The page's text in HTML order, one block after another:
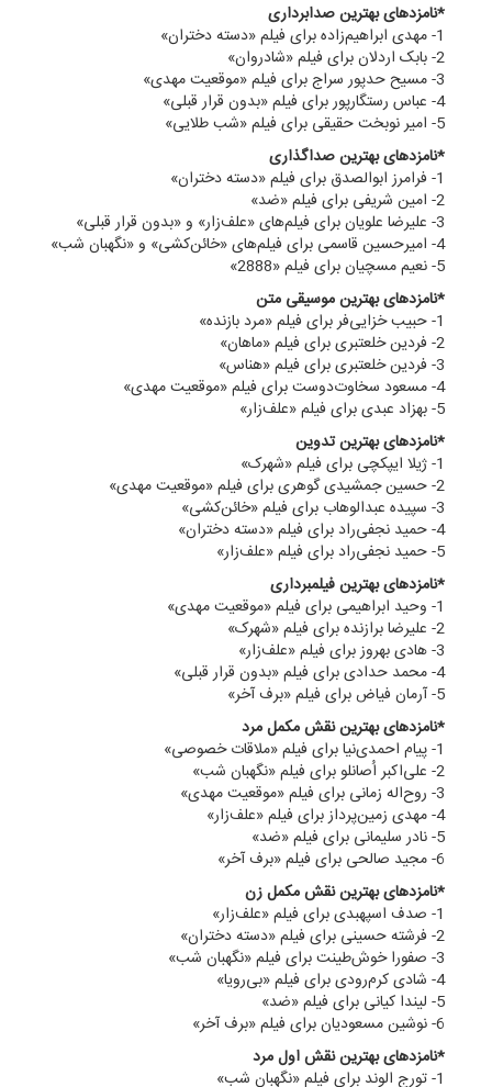
*نامزدهای بهترین صدابرداری
1- مهدی ابراهیم‌زاده برای فیلم «دسته دختران»
2- بابک اردلان برای فیلم «شادروان»
3- مسیح حدپور سراج برای فیلم «موقعیت مهدی»
4- عباس رستگارپور برای فیلم «بدون قرار قبلی»
5- امیر نوبخت حقیقی برای فیلم «شب طلایی»
*نامزدهای بهترین صداگذاری
1- فرامرز ابوالصدق برای فیلم «دسته دختران»
2- امین شریفی برای فیلم «ضد»
3- علیرضا علویان برای فیلم‌های «علف‌زار» و «بدون قرار قبلی»
4- امیرحسین قاسمی برای فیلم‌های «خائن‌کشی» و «نگهبان شب»
5- نعیم مسچیان برای فیلم «2888»
*نامزدهای بهترین موسیقی متن
1- حبیب خزایی‌فر برای فیلم «مرد بازنده»
2- فردین خلعتبری برای فیلم «ماهان»
3- فردین خلعتبری برای فیلم «هناس»
4- مسعود سخاوت‌دوست برای فیلم «موقعیت مهدی»
5- بهزاد عبدی برای فیلم «علف‌زار»
*نامزدهای بهترین تدوین
1- ژیلا ایپکچی برای فیلم «شهرک»
2- حسین جمشیدی گوهری برای فیلم «موقعیت مهدی»
3- سپیده عبدالوهاب برای فیلم «خائن‌کشی»
4- حمید نجفی‌راد برای فیلم «دسته دختران»
5- حمید نجفی‌راد برای فیلم «علف‌زار»
*نامزدهای بهترین فیلمبرداری
1- وحید ابراهیمی برای فیلم «موقعیت مهدی»
2- علیرضا برازنده برای فیلم «شهرک»
3- هادی بهروز برای فیلم «علف‌زار»
4- محمد حدادی برای فیلم «بدون قرار قبلی»
5- آرمان فیاض برای فیلم «برف آخر»
*نامزدهای بهترین نقش مکمل مرد
1- پیام احمدی‌نیا برای فیلم «ملاقات خصوصی»
2- علی‌اکبر اُصانلو برای فیلم «نگهبان شب»
3- روح‌اله زمانی برای فیلم «موقعیت مهدی»
4- مهدی زمین‌پرداز برای فیلم «علف‌زار»
5- نادر سلیمانی برای فیلم «ضد»
6- مجید صالحی برای فیلم «برف آخر»
*نامزدهای بهترین نقش مکمل زن
1- صدف اسپهبدی برای فیلم «علف‌زار»
2- فرشته حسینی برای فیلم «دسته دختران»
3- صفورا خوش‌طینت برای فیلم «نگهبان شب»
4- شادی کرم‌رودی برای فیلم «بی‌رویا»
5- لیندا کیانی برای فیلم «ضد»
6- نوشین مسعودیان برای فیلم «برف آخر»
*نامزدهای بهترین نقش اول مرد
1- تورج الوند برای فیلم «نگهبان شب»